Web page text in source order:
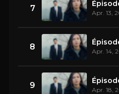
7 Apr. 13,
8 Apr. 14,
9 Apr. 18,